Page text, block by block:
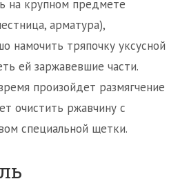
на крупном предмете
арматура),
намочить тряпочку уксусной
ей заржавевшие части.
произойдет размягчение
очистить ржавчину с
специальной щетки.